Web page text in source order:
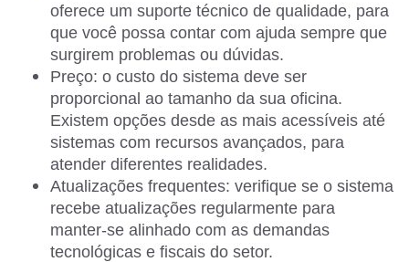
oferece um suporte técnico de qualidade, para
que você possa contar com ajuda sempre que
surgirem problemas ou dúvidas.
Preço: o custo do sistema deve ser
proporcional ao tamanho da sua oficina.
Existem opções desde as mais acessíveis até
sistemas com recursos avançados, para
atender diferentes realidades.
Atualizações frequentes: verifique se o sistema
recebe atualizações regularmente para
manter-se alinhado com as demandas
tecnológicas e fiscais do setor.